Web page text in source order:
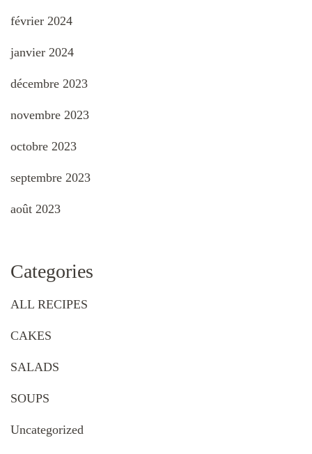
février 2024
janvier 2024
décembre 2023
novembre 2023
octobre 2023
septembre 2023
août 2023
Categories
ALL RECIPES
CAKES
SALADS
SOUPS
Uncategorized